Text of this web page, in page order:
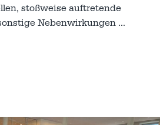
stoßweise auftretende
Nebenwirkungen …